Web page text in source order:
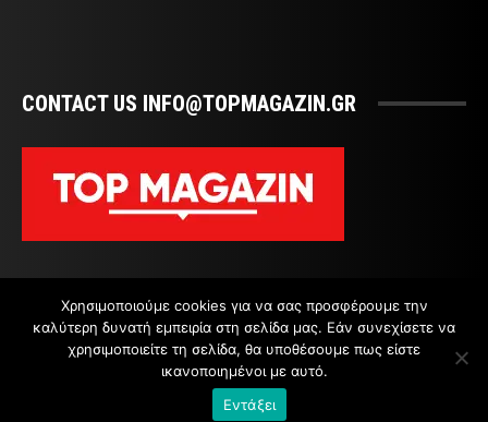
CONTACT US INFO@TOPMAGAZIN.GR
Χρησιμοποιούμε cookies για να σας προσφέρουμε την
καλύτερη δυνατή εμπειρία στη σελίδα μας. Εάν συνεχίσετε να
χρησιμοποιείτε τη σελίδα, θα υποθέσουμε πως είστε
ικανοποιημένοι με αυτό.
Εντάξει